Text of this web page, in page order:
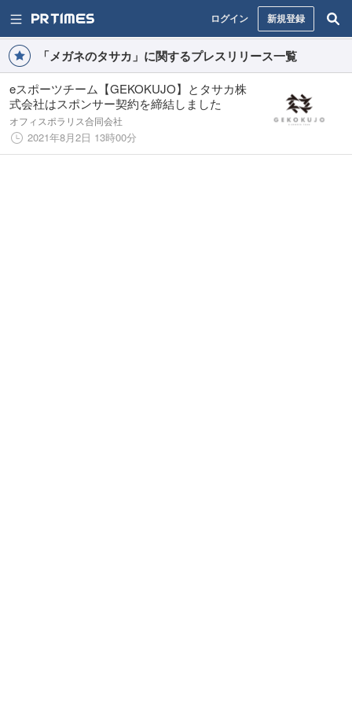
ログイン 新規登録
「メガネのタサカ」に関するプレスリリース一覧
eスポーツチーム【GEKOKUJO】とタサカ株
式会社はスポンサー契約を締結しました
オフィスポラリス合同会社
2021年8月2日 13時00分